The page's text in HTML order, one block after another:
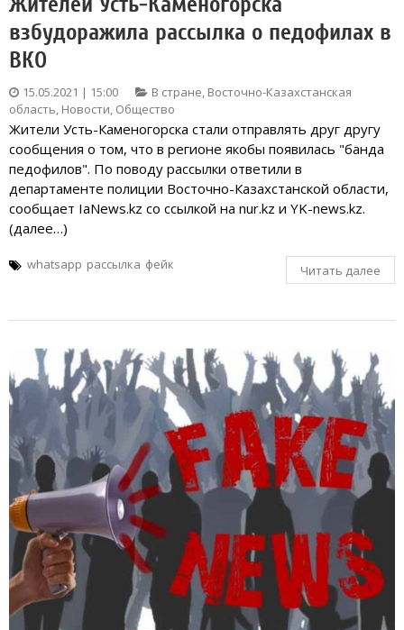
взбудоражила рассылка о педофилах в
ВКО
15.05.2021 | 15:00 В стране, Восточно-Казахстанская
область, Новости, Общество
Жители Усть-Каменогорска стали отправлять друг другу
сообщения о том, что в регионе якобы появилась "банда
педофилов". По поводу рассылки ответили в
департаменте полиции Восточно-Казахстанской области,
сообщает IaNews.kz со ссылкой на nur.kz и YK-news.kz.
(далее…)
whatsapp рассылка фейк Читать далее